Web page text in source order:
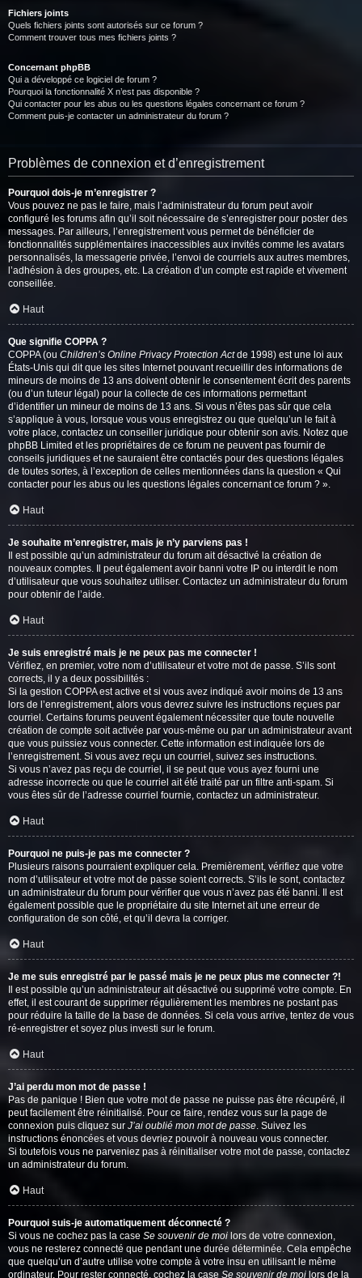
Fichiers joints
Quels fichiers joints sont autorisés sur ce forum ?
Comment trouver tous mes fichiers joints ?
Concernant phpBB
Qui a développé ce logiciel de forum ?
Pourquoi la fonctionnalité X n’est pas disponible ?
Qui contacter pour les abus ou les questions légales concernant ce forum ?
Comment puis-je contacter un administrateur du forum ?
Problèmes de connexion et d’enregistrement
Pourquoi dois-je m’enregistrer ?
Vous pouvez ne pas le faire, mais l’administrateur du forum peut avoir
configuré les forums afin qu’il soit nécessaire de s’enregistrer pour poster des
messages. Par ailleurs, l’enregistrement vous permet de bénéficier de
fonctionnalités supplémentaires inaccessibles aux invités comme les avatars
personnalisés, la messagerie privée, l’envoi de courriels aux autres membres,
l’adhésion à des groupes, etc. La création d’un compte est rapide et vivement
conseillée.
Haut
Que signifie COPPA ?
COPPA (ou Children’s Online Privacy Protection Actde 1998) est une loi aux
États-Unis qui dit que les sites Internet pouvant recueillir des informations de
mineurs de moins de 13 ans doivent obtenir le consentement écrit des parents
(ou d’un tuteur légal) pour la collecte de ces informations permettant
d’identifier un mineur de moins de 13 ans. Si vous n’êtes pas sûr que cela
s’applique à vous, lorsque vous vous enregistrez ou que quelqu’un le fait à
votre place, contactez un conseiller juridique pour obtenir son avis. Notez que
phpBB Limited et les propriétaires de ce forum ne peuvent pas fournir de
conseils juridiques et ne sauraient être contactés pour des questions légales
de toutes sortes, à l’exception de celles mentionnées dans la question « Qui
contacter pour les abus ou les questions légales concernant ce forum ? ».
Haut
Je souhaite m’enregistrer, mais je n’y parviens pas !
Il est possible qu’un administrateur du forum ait désactivé la création de
nouveaux comptes. Il peut également avoir banni votre IP ou interdit le nom
d’utilisateur que vous souhaitez utiliser. Contactez un administrateur du forum
pour obtenir de l’aide.
Haut
Je suis enregistré mais je ne peux pas me connecter !
Vérifiez, en premier, votre nom d’utilisateur et votre mot de passe. S’ils sont
corrects, il y a deux possibilités :
Si la gestion COPPA est active et si vous avez indiqué avoir moins de 13 ans
lors de l’enregistrement, alors vous devrez suivre les instructions reçues par
courriel. Certains forums peuvent également nécessiter que toute nouvelle
création de compte soit activée par vous-même ou par un administrateur avant
que vous puissiez vous connecter. Cette information est indiquée lors de
l’enregistrement. Si vous avez reçu un courriel, suivez ses instructions.
Si vous n’avez pas reçu de courriel, il se peut que vous ayez fourni une
adresse incorrecte ou que le courriel ait été traité par un filtre anti-spam. Si
vous êtes sûr de l’adresse courriel fournie, contactez un administrateur.
Haut
Pourquoi ne puis-je pas me connecter ?
Plusieurs raisons pourraient expliquer cela. Premièrement, vérifiez que votre
nom d’utilisateur et votre mot de passe soient corrects. S’ils le sont, contactez
un administrateur du forum pour vérifier que vous n’avez pas été banni. Il est
également possible que le propriétaire du site Internet ait une erreur de
configuration de son côté, et qu’il devra la corriger.
Haut
Je me suis enregistré par le passé mais je ne peux plus me connecter ?!
Il est possible qu’un administrateur ait désactivé ou supprimé votre compte. En
effet, il est courant de supprimer régulièrement les membres ne postant pas
pour réduire la taille de la base de données. Si cela vous arrive, tentez de vous
ré-enregistrer et soyez plus investi sur le forum.
Haut
J’ai perdu mon mot de passe !
Pas de panique ! Bien que votre mot de passe ne puisse pas être récupéré, il
peut facilement être réinitialisé. Pour ce faire, rendez vous sur la page de
connexion puis cliquez sur J’ai oublié mon mot de passe. Suivez les
instructions énoncées et vous devriez pouvoir à nouveau vous connecter.
Si toutefois vous ne parveniez pas à réinitialiser votre mot de passe, contactez
un administrateur du forum.
Haut
Pourquoi suis-je automatiquement déconnecté ?
Si vous ne cochez pas la case Se souvenir de moi lors de votre connexion,
vous ne resterez connecté que pendant une durée déterminée. Cela empêche
que quelqu’un d’autre utilise votre compte à votre insu en utilisant le même
ordinateur. Pour rester connecté, cochez la case Se souvenir de moi lors de la